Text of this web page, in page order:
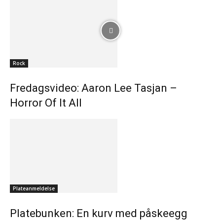
Rock
Fredagsvideo: Aaron Lee Tasjan –
Horror Of It All
Plateanmeldelse
Platebunken: En kurv med påskeegg